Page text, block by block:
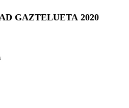
GAZTELUETA 2020